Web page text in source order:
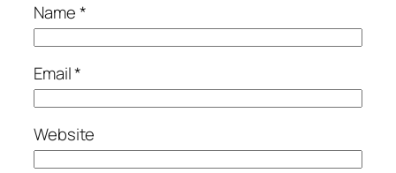
Name*
Email*
Website